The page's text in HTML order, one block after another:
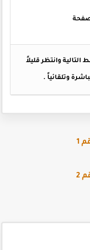
وانتظر قليلاً
وتلقائياً.